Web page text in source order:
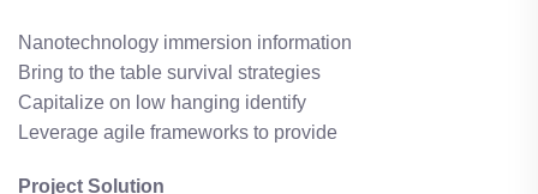
Nanotechnology immersion information
Bring to the table survival strategies
Capitalize on low hanging identify
Leverage agile frameworks to provide
Project Solution